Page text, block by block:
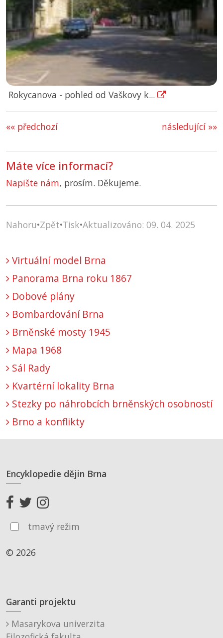
Rokycanova - pohled od Vaškovy k...
«« předchozí následující »»
Máte více informací?
Napište nám, prosím. Děkujeme.
Nahoru•Zpět•Tisk•Aktualizováno: 09. 04. 2025
Virtuální model Brna
Panorama Brna roku 1867
Dobové plány
Bombardování Brna
Brněnské mosty 1945
Mapa 1968
Sál Rady
Kvartérní lokality Brna
Stezky po náhrobcích brněnských osobností
Brno a konflikty
Encyklopedie dějin Brna
tmavý režim
© 2026
Garanti projektu
Masarykova univerzita